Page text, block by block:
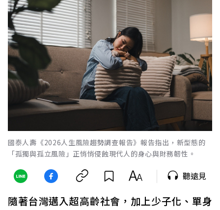
國泰人壽《2026人生風險趨勢調查報告》報告指出，新型態的
「孤獨與孤立風險」正悄悄侵蝕現代人的身心與財務韌性。
聽遠見
隨著台灣邁入超高齡社會，加上少子化、單身